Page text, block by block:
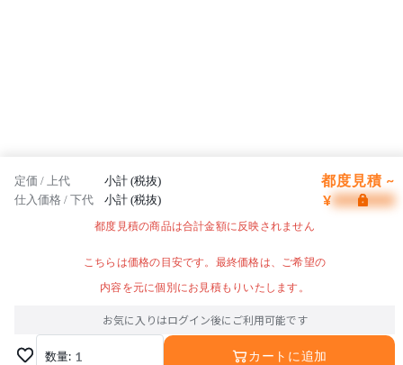
定価 / 上代 小計 (税抜) 都度見積 ~
仕入価格 / 下代 小計 (税抜) ¥
都度見積の商品は合計金額に反映されません
こちらは価格の目安です。最終価格は、ご希望の
内容を元に個別にお見積もりいたします。
お気に入りはログイン後にご利用可能です
数量: 1 カートに追加